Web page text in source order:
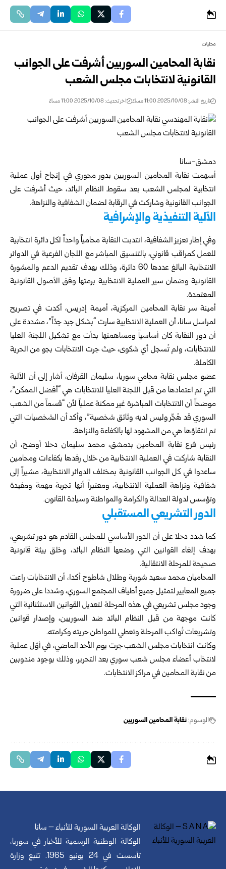
محليات
نقابة المحامين السوريين أشرفت على الجوانب
القانونية لانتخابات مجلس الشعب
تاريخ النشر: 2025/10/08 11:00 مساءً اخر تحديث: 2025/10/08 11:00 مساءً
دمشق-سانا
أسهمتنقابة المحامين السوريينبدور محوري في إنجاح أول عملية
انتخابية لمجلس الشعب بعد سقوط النظام البائد، حيث أشرفت على
الجوانب القانونية وشاركت في الرقابة لضمان الشفافية والنزاهة.
الآلية التنفيذية والإشرافية
وفي إطار تعزيز الشفافية، انتدبت النقابة محامياً واحداً لكل دائرة انتخابية
للعمل كمراقب قانوني، بالتنسيق المباشر مع اللجان الفرعية في الدوائر
الانتخابية البالغ عددها 60 دائرة، وذلك بهدف تقديم الدعم والمشورة
القانونية وضمان سير العملية الانتخابية برمتها وفق الأصول القانونية
المعتمدة.
أمينة سر نقابة المحامين المركزية، أميمة إدريس، أكدت في تصريح
لمراسل سانا، أن العملية الانتخابية سارت “بشكل جيد جدّاً”، مشددة على
أن دور النقابة كان أساسياً ومساهمتها بدأت مع تشكيل اللجنة العليا
للانتخابات، ولم تُسجل أي شكوى، حيث جرت الانتخابات بجو من الحرية
الكاملة.
عضو مجلس نقابة محامي سوريا، سليمان القرفان، أشار إلى أن الآلية
التي تم اعتمادها من قبل اللجنة العليا للانتخابات هي “أفضل الممكن”،
موضحاً أن الانتخابات المباشرة غير ممكنة عملياً لأن “قسماً من الشعب
السوري قد هُجِّر وليس لديه وثائق شخصية”، وأكد أن الشخصيات التي
تم انتقاؤها هي من المشهود لها بالكفاءة والنزاهة.
رئيس فرع نقابة المحامين بدمشق، محمد سليمان دحلا أوضح، أن
النقابة شاركت في العملية الانتخابية من خلال رفدها بكفاءات ومحامين
ساعدوا في كل الجوانب القانونية بمختلف الدوائر الانتخابية، مشيراً إلى
شفافية ونزاهة العملية الانتخابية، ومعتبراً أنها تجربة مهمة ومفيدة
وتؤسس لدولة العدالة والكرامة والمواطنة وسيادة القانون.
الدور التشريعي المستقبلي
كما شدد دحلا على أن الدور الأساسي للمجلس القادم هو دور تشريعي،
بهدف إلغاء القوانين التي وضعها النظام البائد، وخلق بيئة قانونية
صحيحة للمرحلة الانتقالية.
المحاميان محمد سعيد شوربة وطلال شاطوح أكدا، أن الانتخابات راعت
جميع المعايير لتمثيل جميع أطياف المجتمع السوري، وشددا على ضرورة
وجود مجلس تشريعي في هذه المرحلة لتعديل القوانين الاستثنائية التي
كانت موجهة من قبل النظام البائد ضد السوريين، وإصدار قوانين
وتشريعات تُواكب المرحلة وتعطي للمواطن حريته وكرامته.
وكانت انتخابات مجلس الشعب جرت يوم الأحد الماضي، في أوّل عملية
لانتخاب أعضاء مجلس شعب سوري بعد التحرير، وذلك بوجود مندوبين
من نقابة المحامين في مراكز الانتخابات.
الوسوم:نقابة المحامين السوريين
الوكالة العربية السورية للأنباء – سانا
الوكالة الوطنية الرسمية للأخبار في سوريا،
تأسست في 24 يونيو 1965. تتبع وزارة